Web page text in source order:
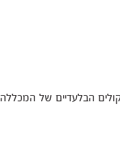
הבלעדיים של המכללה